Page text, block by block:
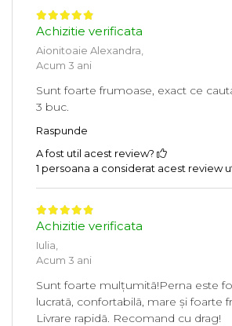
Achizitie verificata
Aionitoaie Alexandra,
Acum 3 ani
Sunt foarte frumoase, exact ce
3 buc.
Raspunde
A fost util acest review?
1 persoana a considerat acest review
Achizitie verificata
Iulia,
Acum 3 ani
Sunt foarte mulțumitã!Perna este
lucratã, confortabilã, mare și foarte
Livrare rapidã. Recomand cu drag!